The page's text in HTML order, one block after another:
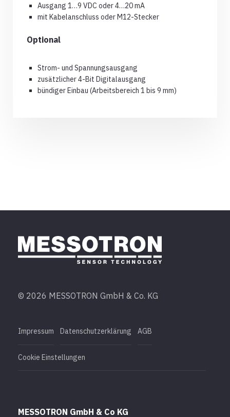
Ausgang 1…9 VDC oder 4…20 mA
mit Kabelanschluss oder M12-Stecker
Optional
Strom- und Spannungsausgang
zusätzlicher 4-Bit Digitalausgang
bündiger Einbau (Arbeitsbereich 1 bis 9 mm)
© 2026 MESSOTRON GmbH & Co. KG
Impressum Datenschutzerklärung AGB
Cookie Einstellungen
MESSOTRON GmbH & Co KG